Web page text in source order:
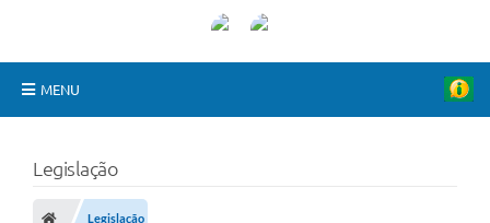
MENU
Secretarias
Legislação
Legislação